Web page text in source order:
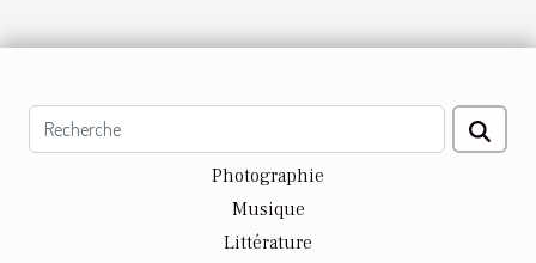
Photographie
Musique
Littérature